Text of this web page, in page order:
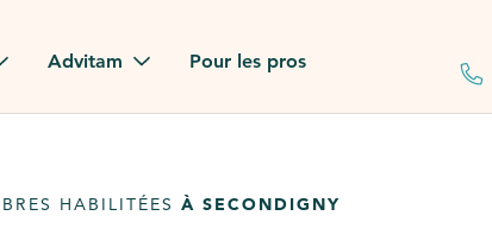
Advitam Pour les pros
HABILITÉES À SECONDIGNY